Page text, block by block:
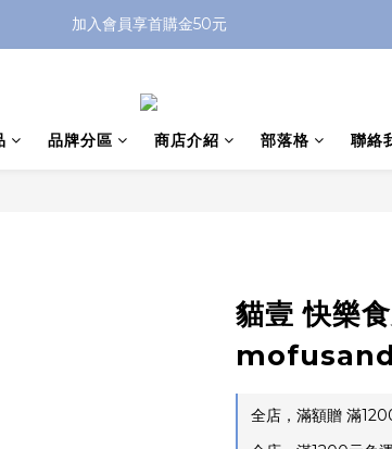
加入會員享首購金50元
品牌分區 商店介紹 部落格 聯絡
貓壹 快樂
全店，滿額贈 滿